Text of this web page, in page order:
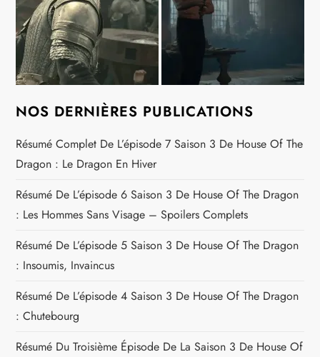
NOS DERNIÈRES PUBLICATIONS
Résumé Complet De L’épisode 7 Saison 3 De House Of The
Dragon : Le Dragon En Hiver
Résumé De L’épisode 6 Saison 3 De House Of The Dragon
: Les Hommes Sans Visage – Spoilers Complets
Résumé De L’épisode 5 Saison 3 De House Of The Dragon
: Insoumis, Invaincus
Résumé De L’épisode 4 Saison 3 De House Of The Dragon
: Chutebourg
Résumé Du Troisième Épisode De La Saison 3 De House Of